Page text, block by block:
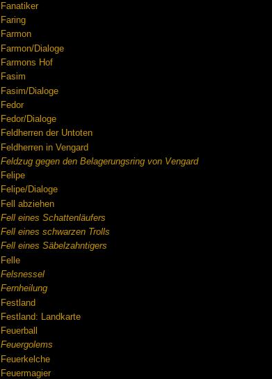
Fanatiker
Faring
Farmon
Farmon/Dialoge
Farmons Hof
Fasim
Fasim/Dialoge
Fedor
Fedor/Dialoge
Feldherren der Untoten
Feldherren in Vengard
Feldzug gegen den Belagerungsring von Vengard
Felipe
Felipe/Dialoge
Fell abziehen
Fell eines Schattenläufers
Fell eines schwarzen Trolls
Fell eines Säbelzahntigers
Felle
Felsnessel
Fernheilung
Festland
Festland: Landkarte
Feuerball
Feuergolems
Feuerkelche
Feuermagier